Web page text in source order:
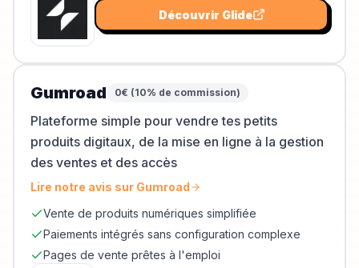
Découvrir Glide
Gumroad 0€ (10% de commission)
Plateforme simple pour vendre tes petits
produits digitaux, de la mise en ligne à la gestion
des ventes et des accès
Lire notre avis sur Gumroad
Vente de produits numériques simplifiée
Paiements intégrés sans configuration complexe
Pages de vente prêtes à l'emploi